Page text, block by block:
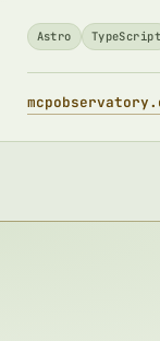
Astro TypeScript